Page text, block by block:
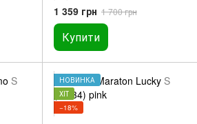
1 359 грн 1 700 грн
Купити
НОВИНКА
ХІТ
−18%